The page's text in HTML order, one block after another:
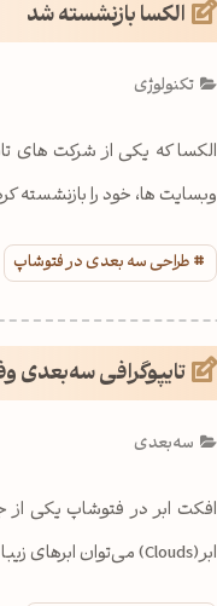
الکسا بازنشسته شد
تکنولوژی
وبسایت ها، خود را بازنشسته
طراحی سه بعدی در فتوشاپ
تایپوگرافی سه‌بعدی
سه‌بعدی
افکت ابر در فتوشاپ یکی از
ابر(Clouds) می‌توان ابرهای زیبا تولید کرده و از آنها در طرح گرافیکی استفاده کرد.